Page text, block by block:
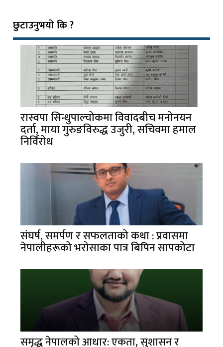
छुटाउनुभयो कि ?
रास्वपा सिन्धुपाल्चोकमा विवादबीच मनोनयन
दर्ता, माया गुरुङविरुद्ध उजुरी, सचिवमा हमाल
निर्विरोध
संघर्ष, समर्पण र सफलताको कथा : प्रवासमा
नेपालीहरूको भरोसाका पात्र बिपिन सापकोटा
समृद्ध नेपालको आधार: एकता, सुशासन र